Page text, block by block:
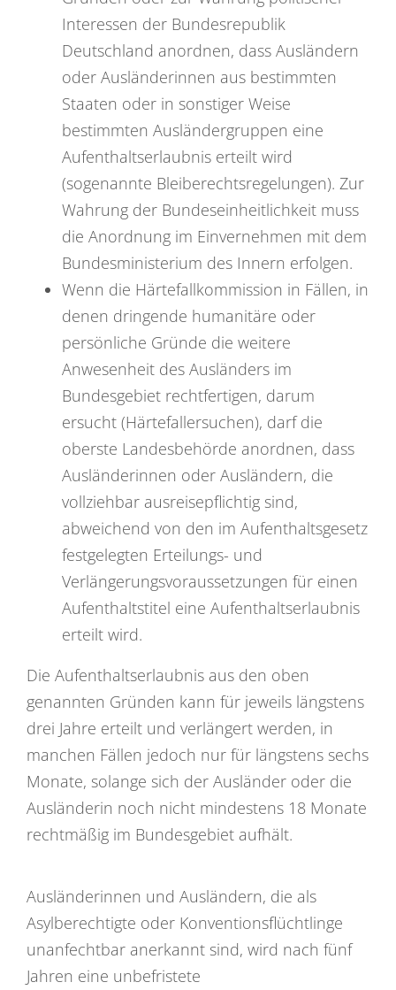
Interessen der Bundesrepublik
Deutschland anordnen, dass Ausländern
oder Ausländerinnen aus bestimmten
Staaten oder in sonstiger Weise
bestimmten Ausländergruppen eine
Aufenthaltserlaubnis erteilt wird
(sogenannte Bleiberechtsregelungen). Zur
Wahrung der Bundeseinheitlichkeit muss
die Anordnung im Einvernehmen mit dem
Bundesministerium des Innern erfolgen.
Wenn die Härtefallkommission in Fällen, in
denen dringende humanitäre oder
persönliche Gründe die weitere
Anwesenheit des Ausländers im
Bundesgebiet rechtfertigen, darum
ersucht (Härtefallersuchen), darf die
oberste Landesbehörde anordnen, dass
Ausländerinnen oder Ausländern, die
vollziehbar ausreisepflichtig sind,
abweichend von den im Aufenthaltsgesetz
festgelegten Erteilungs- und
Verlängerungsvoraussetzungen für einen
Aufenthaltstitel eine Aufenthaltserlaubnis
erteilt wird.
Die Aufenthaltserlaubnis aus den oben
genannten Gründen kann für jeweils längstens
drei Jahre erteilt und verlängert werden, in
manchen Fällen jedoch nur für längstens sechs
Monate, solange sich der Ausländer oder die
Ausländerin noch nicht mindestens 18 Monate
rechtmäßig im Bundesgebiet aufhält.
Ausländerinnen und Ausländern, die als
Asylberechtigte oder Konventionsflüchtlinge
unanfechtbar anerkannt sind, wird nach fünf
Jahren eine unbefristete